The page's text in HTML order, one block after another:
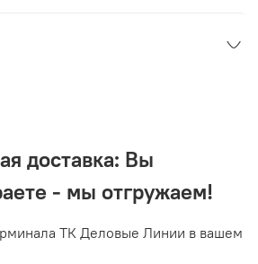
доставка: Вы
- мы отгружаем!
ТК Деловые Линии в вашем